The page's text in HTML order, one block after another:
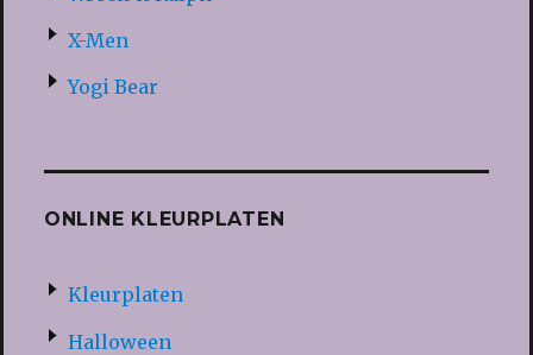
X-Men
Yogi Bear
ONLINE KLEURPLATEN
Kleurplaten
Halloween